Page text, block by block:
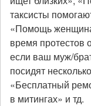
таксисты
«Помощь
время протестов
если ваш муж/
посидят
«Бесплатный
в митингах» и тд.